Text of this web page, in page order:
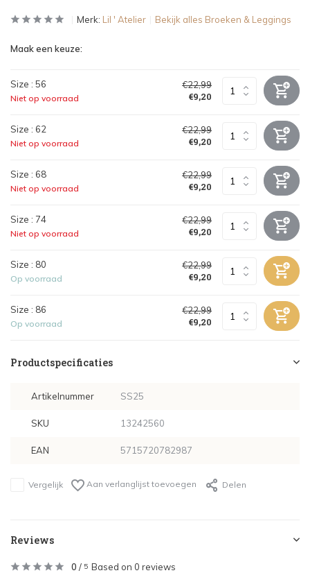
Merk: Lil ' Atelier Bekijk alles Broeken & Leggings
Maak een keuze:
Size : 56
Niet op voorraad
€22,99
€9,20
Size : 62
Niet op voorraad
€22,99
€9,20
Size : 68
Niet op voorraad
€22,99
€9,20
Size : 74
Niet op voorraad
€22,99
€9,20
Size : 80
Op voorraad
€22,99
€9,20
Size : 86
Op voorraad
€22,99
€9,20
Productspecificaties
Artikelnummer SS25
SKU 13242560
EAN 5715720782987
Vergelijk Aan verlanglijst toevoegen Delen
Reviews
0 / 5 Based on 0 reviews